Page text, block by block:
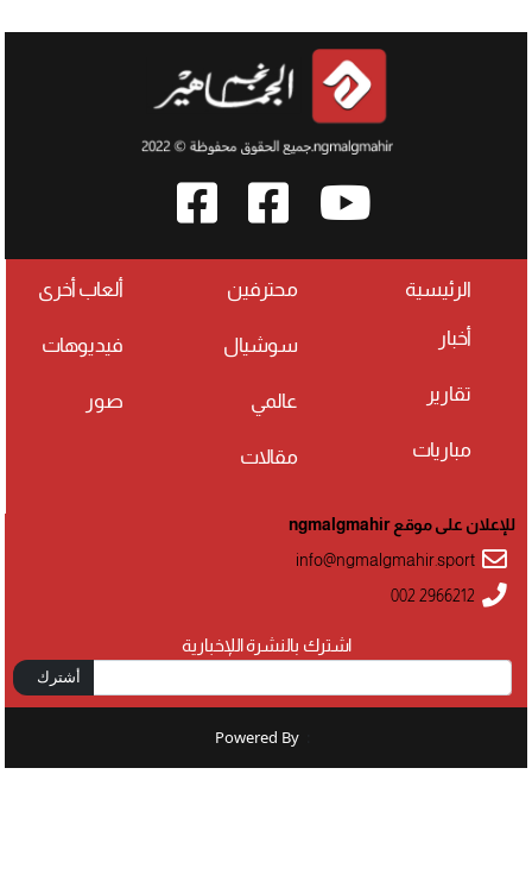
الرئيسية
أخبار
تقارير
مباريات
محترفين
سوشيال
عالمي
مقالات
ألعاب أخرى
فيديوهات
صور
اشترك بالنشرة اللإخبارية
أشترك
للإعلان على موقع ngmalgmahir
info@ngmalgmahir.sport
002 2966212
Powered By